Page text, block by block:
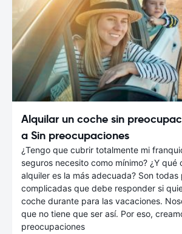
Alquilar un coche sin
a Sin preocupaciones
¿Tengo que cubrir totalmente mi
seguros necesito como mínimo? ¿Y qué
alquiler es la más adecuada? Son todas
complicadas que debe responder si
coche durante para las vacaciones.
que no tiene que ser así. Por eso,
preocupaciones